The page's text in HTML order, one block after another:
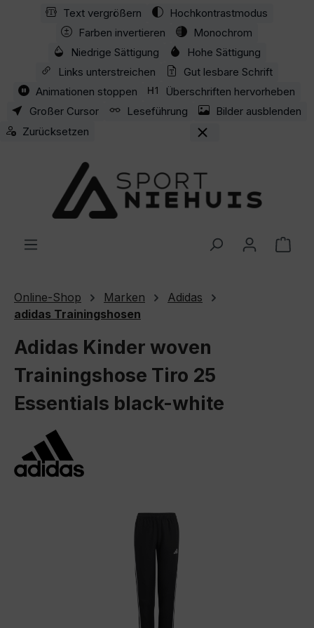
Zum Hauptinhalt springen
Text vergrößern
Hochkontrastmodus
Farben invertieren
Monochrom
Niedrige Sättigung
Hohe Sättigung
Links unterstreichen
Gut lesbare Schrift
Animationen stoppen
Überschriften hervorheben
Großer Cursor
Leseführung
Bilder ausblenden
Zurücksetzen
Online-Shop Marken
Adidas
adidas Trainingshosen
Adidas Kinder woven
Trainingshose Tiro 25
Essentials black-white
Bildergalerie überspringen